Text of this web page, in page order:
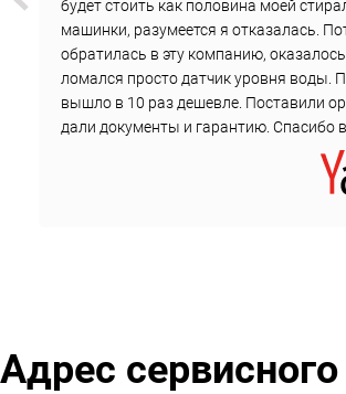
будет стоить как половина моей
машинки, разумеется я отказалась.
обратилась в эту компанию,
ломался просто датчик уровня воды.
вышло в 10 раз дешевле. Поставили
дали документы и гарантию. Спасибо
Адрес